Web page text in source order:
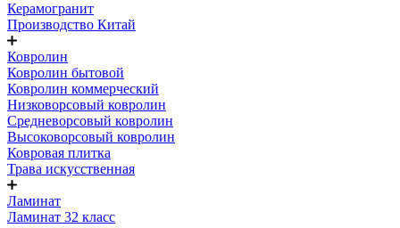
Керамогранит
Производство Китай
Ковролин
Ковролин бытовой
Ковролин коммерческий
Низковорсовый ковролин
Средневорсовый ковролин
Высоковорсовый ковролин
Ковровая плитка
Трава искусственная
Ламинат
Ламинат 32 класс